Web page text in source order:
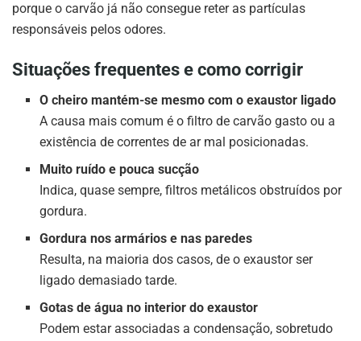
porque o carvão já não consegue reter as partículas
responsáveis pelos odores.
Situações frequentes e como corrigir
O cheiro mantém-se mesmo com o exaustor ligado
A causa mais comum é o filtro de carvão gasto ou a
existência de correntes de ar mal posicionadas.
Muito ruído e pouca sucção
Indica, quase sempre, filtros metálicos obstruídos por
gordura.
Gordura nos armários e nas paredes
Resulta, na maioria dos casos, de o exaustor ser
ligado demasiado tarde.
Gotas de água no interior do exaustor
Podem estar associadas a condensação, sobretudo